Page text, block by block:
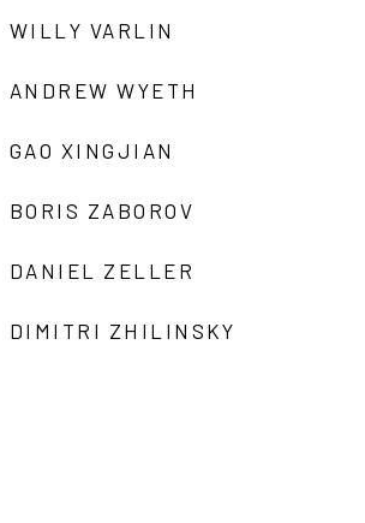
WILLY VARLIN
ANDREW WYETH
GAO XINGJIAN
BORIS ZABOROV
DANIEL ZELLER
DIMITRI ZHILINSKY